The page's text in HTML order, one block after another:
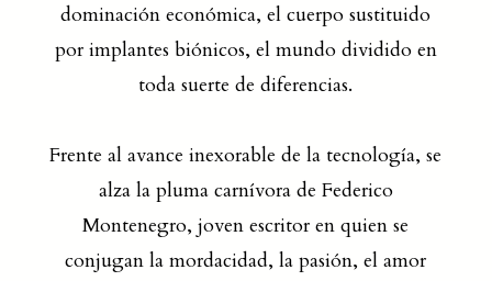
dominación económica, el cuerpo sustituido
por implantes biónicos, el mundo dividido en
toda suerte de diferencias.
Frente al avance inexorable de la tecnología, se
alza la pluma carnívora de Federico
Montenegro, joven escritor en quien se
conjugan la mordacidad, la pasión, el amor